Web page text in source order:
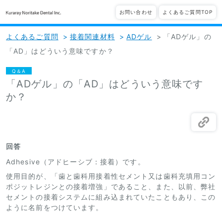
お問い合わせ よくあるご質問TOP
よくあるご質問 > 接着関連材料 > ADゲル >
「ADゲル」の
「AD」はどういう意味ですか？
Q＆A
「ADゲル」の「AD」はどういう意味です
か？
回答
Adhesive（アドヒーシブ：接着）です。
使用目的が、「歯と歯科用接着性セメント又は歯科充填用コン
ポジットレジンとの接着増強」であること、また、以前、弊社
セメントの接着システムに組み込まれていたこともあり、この
ように名前をつけています。